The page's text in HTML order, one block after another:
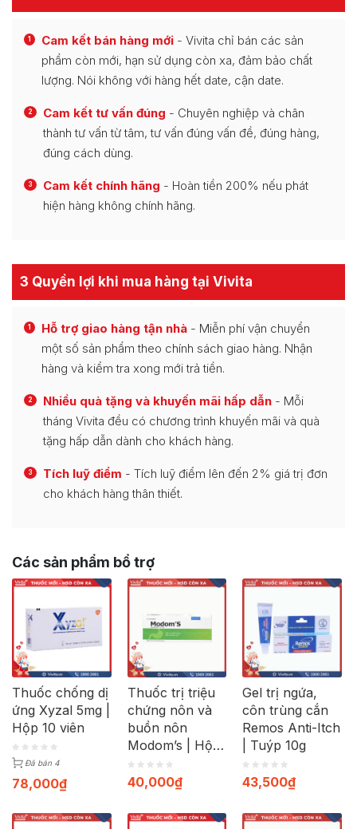
1 Cam kết bán hàng mới - Vivita chỉ bán các sản
phẩm còn mới, hạn sử dụng còn xa, đảm bảo chất
lượng. Nói không với hàng hết date, cận date.
2 Cam kết tư vấn đúng - Chuyên nghiệp và chân
thành tư vấn từ tâm, tư vấn đúng vấn đề, đúng hàng,
đúng cách dùng.
3 Cam kết chính hãng - Hoàn tiền 200% nếu phát
hiện hàng không chính hãng.
3 Quyền lợi khi mua hàng tại Vivita
1 Hỗ trợ giao hàng tận nhà - Miễn phí vận chuyển
một số sản phẩm theo chính sách giao hàng. Nhận
hàng và kiểm tra xong mới trả tiền.
2 Nhiều quà tặng và khuyến mãi hấp dẫn - Mỗi
tháng Vivita đều có chương trình khuyến mãi và quà
tặng hấp dẫn dành cho khách hàng.
3 Tích luỹ điểm - Tích luỹ điểm lên đến 2% giá trị đơn
cho khách hàng thân thiết.
Các sản phẩm bổ trợ
Thuốc chống dị
ứng Xyzal 5mg |
Hộp 10 viên
Đã bán 4
78,000₫
Thuốc trị triệu
chứng nôn và
buồn nôn
Modom’s | Hộp
100 viên
40,000₫
Gel trị ngứa,
côn trùng cắn
Remos Anti-Itch
| Tuýp 10g
43,500₫